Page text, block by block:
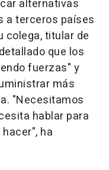
alternativas
a terceros países
colega, titular de
que los
fuerzas" y
más
"Necesitamos
hablar para
ha